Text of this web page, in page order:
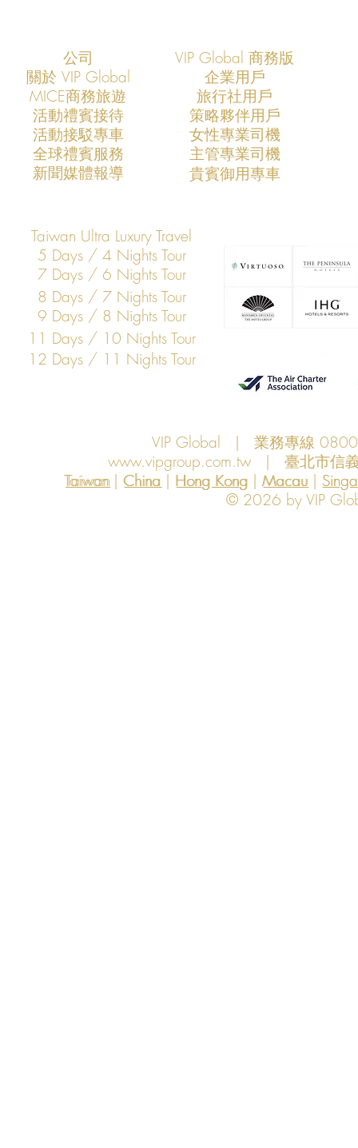
VIP Global成功支援COMPUTEX
2026全球AI產業領袖訪台專案
打造亞洲科技展會商務移動與
VIP Global成
2025全球AI
公司
VIP Global 商務版
關於 VIP Global
企業用戶
​MICE商務旅遊
旅行社用戶
​活動禮賓接待
策略夥伴用戶
活動接駁專車
​全球禮賓服務
​新聞媒體報導
​女性專業司機
​主管專業司機
​貴賓御用專車
Taiwan Ultra Luxury Travel
5 Days / 4 Nights Tour
7 Days / 6 Nights Tour
8 Days / 7 Nights Tour
9 Days / 8 Nights Tour
11 Days / 10 Nights Tour
12 Days / 11 Nights Tour
VIP Global | 業務專線
www.vipgroup.com.tw | 臺北市信
Taiwan | China | Hong Kong | Macau |
Hong Kong
China Macau
Taiwan
© 2026 by VIP